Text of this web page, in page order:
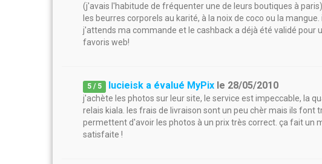
(j'avais l'habitude de fréquenter une de leurs boutiques à
les beurres corporels au karité, à la noix de coco ou la
j'attends ma commande et le cashback a déjà été validé pour
favoris web!
5 / 5 lucieisk a évalué MyPix le 28/05/2010
j'achète les photos sur leur site, le service est impeccable, la
relais kiala. les frais de livraison sont un peu chèr mais ils
permettent d'avoir les photos à un prix très correct. ça fait un
satisfaite !